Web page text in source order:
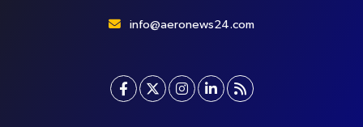
info@aeronews24.com